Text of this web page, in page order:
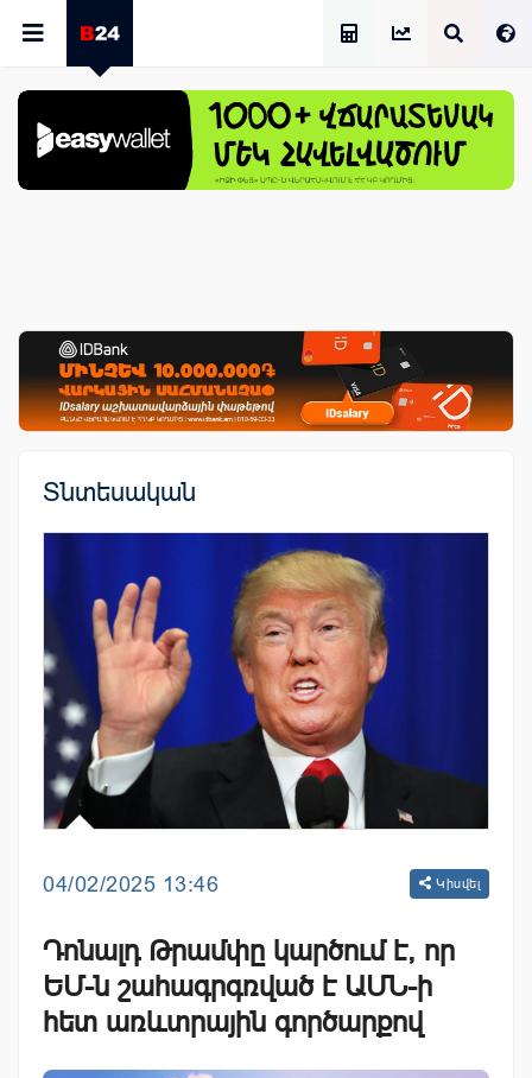
Տնտեսական
04/02/2025 13:46 Կիսվել
Դոնալդ Թրամփը կարծում է, որ
ԵՄ-ն շահագրգռված է ԱՄՆ-ի
հետ առևտրային գործարքով